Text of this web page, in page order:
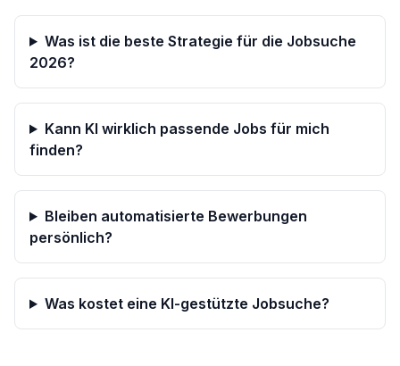
Was ist die beste Strategie für die Jobsuche
2026?
Kann KI wirklich passende Jobs für mich
finden?
Bleiben automatisierte Bewerbungen
persönlich?
Was kostet eine KI-gestützte Jobsuche?